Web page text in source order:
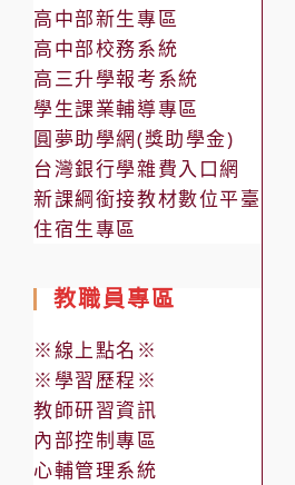
高中部新生專區
高中部校務系統
高三升學報考系統
學生課業輔導專區
圓夢助學網(獎助學金)
台灣銀行學雜費入口網
新課綱銜接教材數位平臺
住宿生專區
教職員專區
※線上點名※
※學習歷程※
教師研習資訊
內部控制專區
心輔管理系統